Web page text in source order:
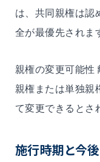
は、共同親権は認
全が最優先されま
親権の変更可能性
親権または単独親
て変更できるとさ
施行時期と今